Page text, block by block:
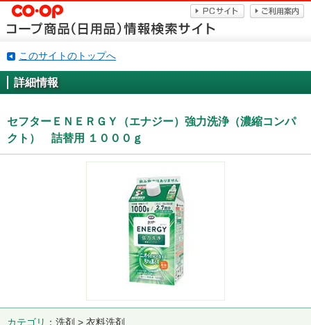
このサイトのトップへ
詳細情報
セフターＥＮＥＲＧＹ（エナジー）強力洗浄（濃縮コンパ
クト） 詰替用 １０００ｇ
カテゴリ
洗剤 > 衣料洗剤